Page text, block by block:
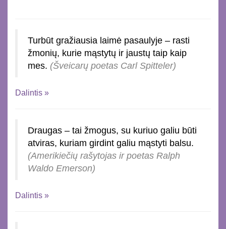
Turbūt gražiausia laimė pasaulyje – rasti
žmonių, kurie mąstytų ir jaustų taip kaip
mes. (Šveicarų poetas Carl Spitteler)
Dalintis »
Draugas – tai žmogus, su kuriuo galiu būti
atviras, kuriam girdint galiu mąstyti balsu.
(Amerikiečių rašytojas ir poetas Ralph
Waldo Emerson)
Dalintis »